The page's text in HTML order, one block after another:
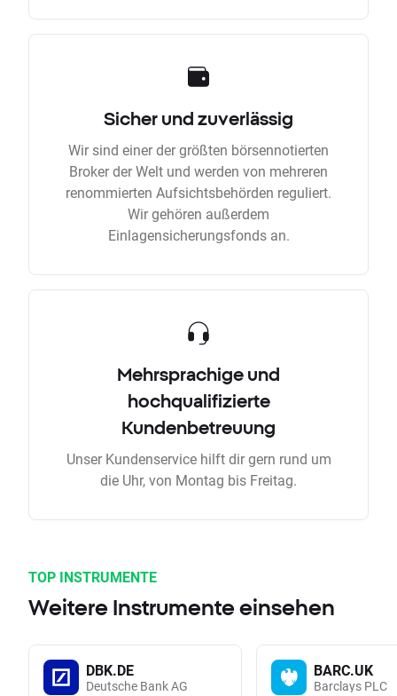
Sicher und zuverlässig
Wir sind einer der größten börsennotierten
Broker der Welt und werden von mehreren
renommierten Aufsichtsbehörden reguliert.
Wir gehören außerdem
Einlagensicherungsfonds an.
Mehrsprachige und
hochqualifizierte
Kundenbetreuung
Unser Kundenservice hilft dir gern rund um
die Uhr, von Montag bis Freitag.
TOP INSTRUMENTE
Weitere Instrumente einsehen
DBK.DE
Deutsche Bank AG
BARC.UK
Barclays PLC